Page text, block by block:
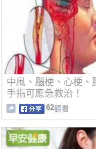
中風、腦梗、心梗、
手指可應急救治！
62觀看